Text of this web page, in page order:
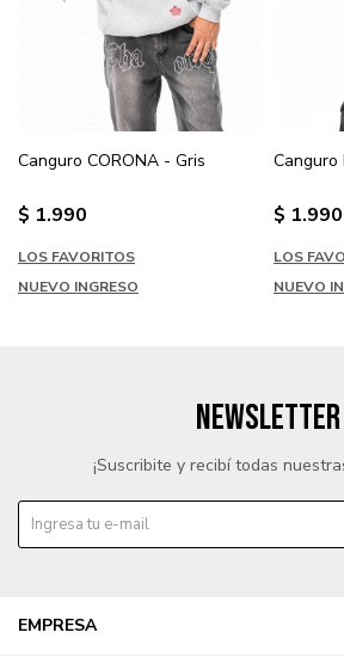
Canguro CORONA - Gris
$ 1.990
LOS FAVORITOS
NUEVO INGRESO
Canguro
$ 1.990
LOS
NUEVO
EMPRESA
NEWSLETTER
¡Suscribite y recibí todas